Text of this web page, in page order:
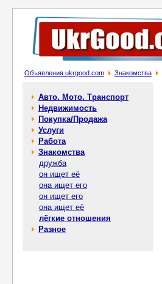
Объявления ukrgood.com Знакомства
Авто. Мото. Транспорт
Недвижимость
Покупка/Продажа
Услуги
Работа
Знакомства
дружба
он ищет её
она ищет его
он ищет его
она ищет её
лёгкие отношения
Разное